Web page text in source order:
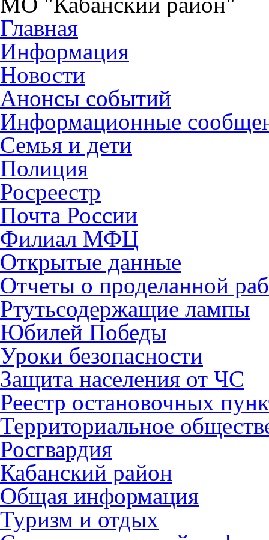
Главная
Информация
Новости
Анонсы событий
Информационные
Семья и дети
Полиция
Росреестр
Почта России
Филиал МФЦ
Открытые данные
Отчеты о проделанной
Ртутьсодержащие лампы
Юбилей Победы
Уроки безопасности
Защита населения от ЧС
Реестр остановочных
Территориальное
Росгвардия
Кабанский район
Общая информация
Туризм и отдых